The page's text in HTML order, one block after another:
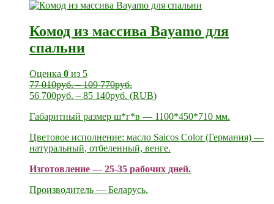
Комод из массива Bayamo для
спальни
Оценка 0 из 5
77 010руб.–109 770руб.
56 700руб. – 85 140руб. (RUB)
Габаритный размер ш*г*в — 1100*450*710 мм.
Цветовое исполнение: масло Saicos Color (Германия) —
натуральный, отбеленный, венге.
Изготовление — 25-35 рабочих дней.
Производитель — Беларусь.